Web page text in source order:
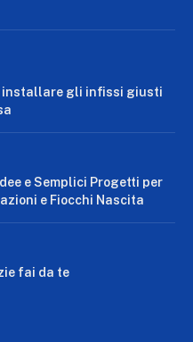
installare gli infissi giusti
e Semplici Progetti per
e Fiocchi Nascita
fai da te